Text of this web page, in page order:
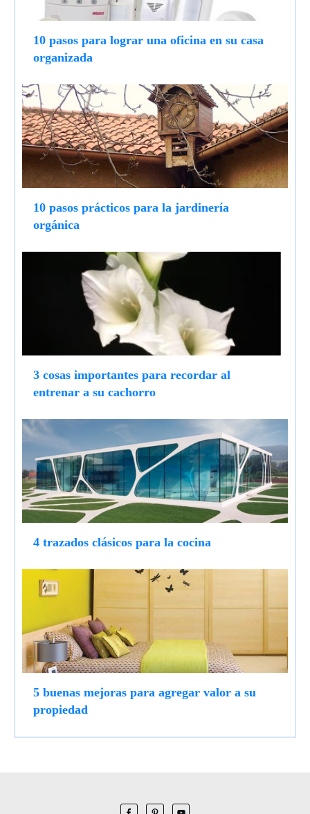
10 pasos para lograr una oficina en su casa
organizada
10 pasos prácticos para la jardinería
orgánica
3 cosas importantes para recordar al
entrenar a su cachorro
4 trazados clásicos para la cocina
5 buenas mejoras para agregar valor a su
propiedad